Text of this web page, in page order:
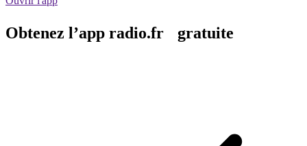
Obtenez l’app radio.fr gratuite